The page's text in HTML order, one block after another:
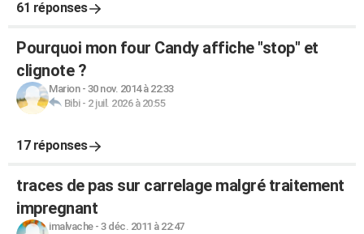
61 réponses
Pourquoi mon four Candy affiche "stop" et
clignote ?
Marion- 30 nov. 2014 à 22:33
Bibi- 2 juil. 2026 à 20:55
17 réponses
traces de pas sur carrelage malgré traitement
impregnant
imalvache- 3 déc. 2011 à 22:47